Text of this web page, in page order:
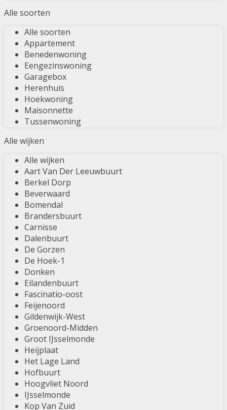
Alle soorten
Alle soorten
Appartement
Benedenwoning
Eengezinswoning
Garagebox
Herenhuis
Hoekwoning
Maisonnette
Tussenwoning
Alle wijken
Alle wijken
Aart Van Der Leeuwbuurt
Berkel Dorp
Beverwaard
Bomendal
Brandersbuurt
Carnisse
Dalenbuurt
De Gorzen
De Hoek-1
Donken
Eilandenbuurt
Fascinatio-oost
Feijenoord
Gildenwijk-West
Groenoord-Midden
Groot IJsselmonde
Heijplaat
Het Lage Land
Hofbuurt
Hoogvliet Noord
IJsselmonde
Kop Van Zuid